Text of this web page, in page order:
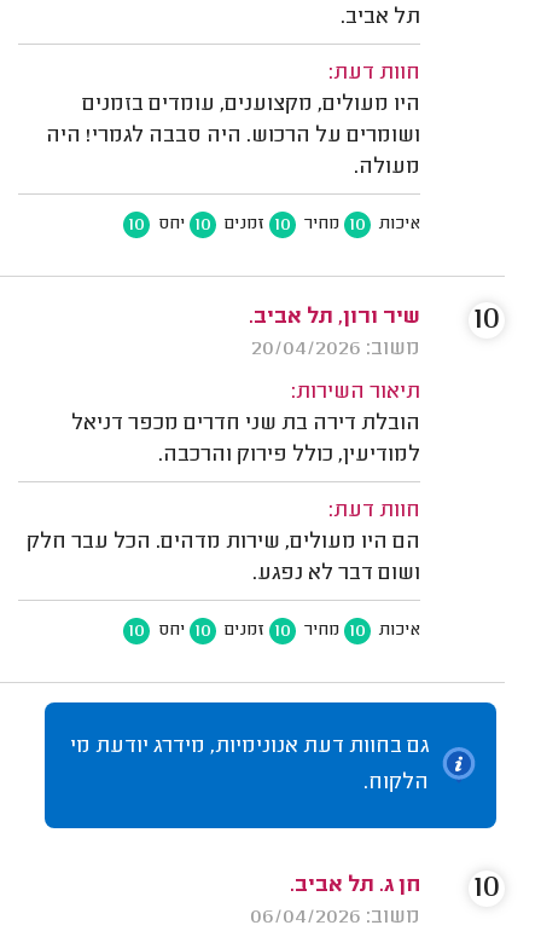
תל אביב.
חוות דעת:
היו מעולים, מקצוענים, עומדים בזמנים
ושומרים על הרכוש. היה סבבה לגמרי! היה
מעולה.
איכות 10 מחיר 10 זמנים 10 יחס 10
שיר ורון, תל אביב.
משוב: 20/04/2026
תיאור השירות:
הובלת דירה בת שני חדרים מכפר דניאל
למודיעין, כולל פירוק והרכבה.
חוות דעת:
הם היו מעולים, שירות מדהים. הכל עבר חלק
ושום דבר לא נפגע.
איכות 10 מחיר 10 זמנים 10 יחס 10
10
גם בחוות דעת אנונימיות, מידרג יודעת מי
הלקוח.
חן ג. תל אביב.
משוב: 06/04/2026
10